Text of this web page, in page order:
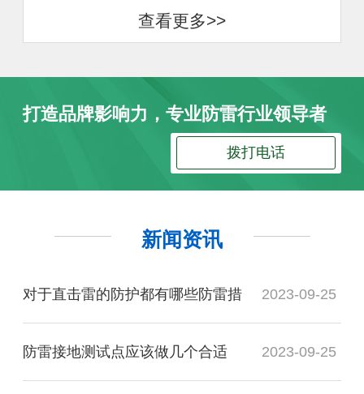
查看更多>>
打造品牌影响力，专业防雷行业领导者
拨打电话
新闻资讯
对于直击雷的防护都有哪些防雷措 2023-09-25
防雷接地测试点应该做几个合适 2023-09-25